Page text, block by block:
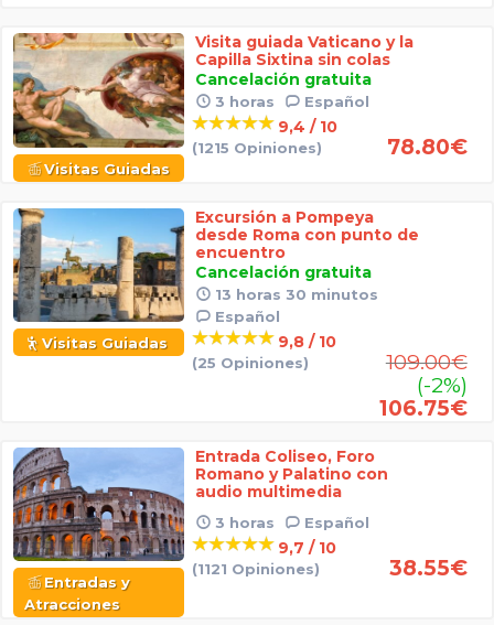
Visitas Guiadas
Visita guiada Vaticano y la
Capilla Sixtina sin colas
Cancelación gratuita
3 horas Español
9,4 / 10
(1215 Opiniones) 78.80€
Visitas Guiadas
Excursión a Pompeya
desde Roma con punto de
encuentro
Cancelación gratuita
13 horas 30 minutos
Español
9,8 / 10
(25 Opiniones) 109.00€
(-2%)
106.75€
Entradas y
Atracciones
Entrada Coliseo, Foro
Romano y Palatino con
audio multimedia
3 horas Español
9,7 / 10
(1121 Opiniones) 38.55€